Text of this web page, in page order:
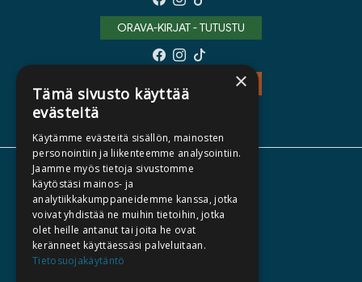
ORAVA-KIRJAT - TUTUSTU
TIETOA MEISTÄ
TEKIJÄT
KATALOGIT
AJANKOHTAISTA
×
Tämä sivusto käyttää
evästeitä
Käytämme evästeitä sisällön, mainosten
personointiin ja liikenteemme analysointiin.
Jaamme myös tietoja sivustomme
käytöstäsi mainos- ja
analytiikkakumppaneidemme kanssa, jotka
voivat yhdistää ne muihin tietoihin, jotka
olet heille antanut tai joita he ovat
keränneet käyttäessäsi palveluitaan.
Tietosuojakäytäntö